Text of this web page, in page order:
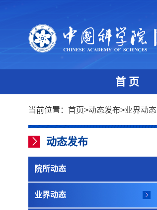
首 页
当前位置： 首页>动态发布>业界动态
动态发布
院所动态
业界动态